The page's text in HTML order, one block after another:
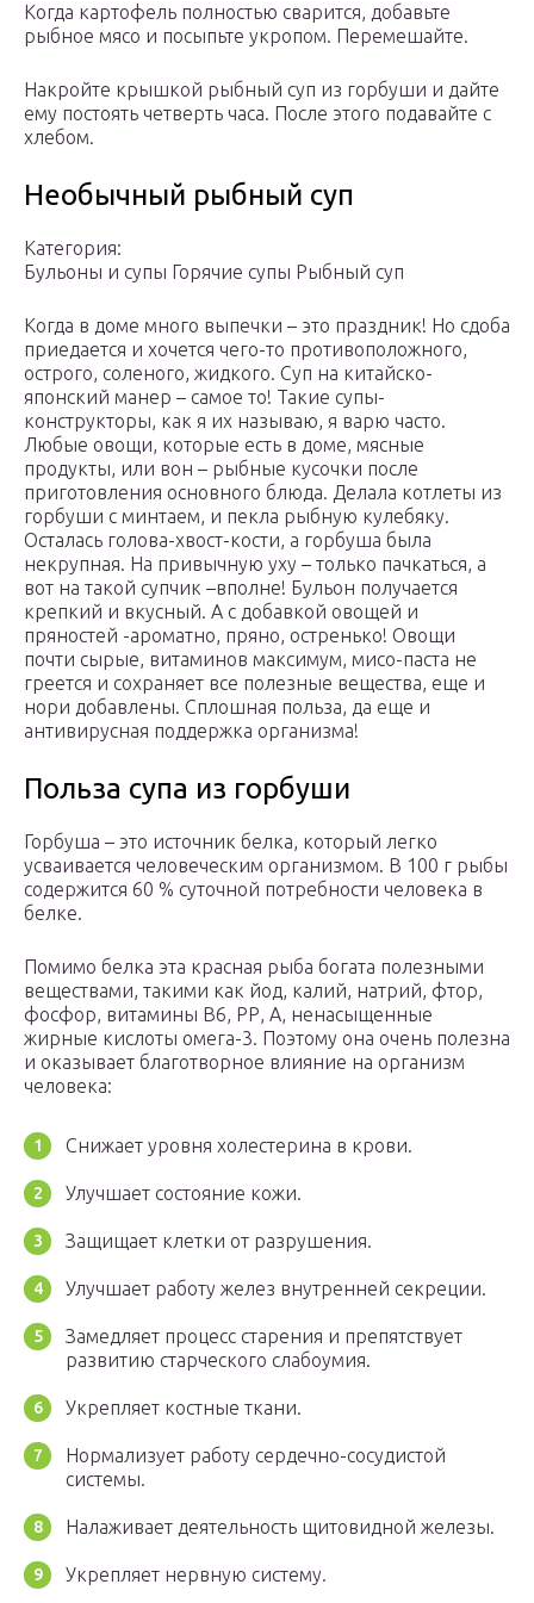
Когда картофель полностью сварится, добавьте
рыбное мясо и посыпьте укропом. Перемешайте.
Накройте крышкой рыбный суп из горбуши и дайте
ему постоять четверть часа. После этого подавайте с
хлебом.
Необычный рыбный суп
Категория:
Бульоны и супы Горячие супы Рыбный суп
Когда в доме много выпечки – это праздник! Но сдоба
приедается и хочется чего-то противоположного,
острого, соленого, жидкого. Суп на китайско-
японский манер – самое то! Такие супы-
конструкторы, как я их называю, я варю часто.
Любые овощи, которые есть в доме, мясные
продукты, или вон – рыбные кусочки после
приготовления основного блюда. Делала котлеты из
горбуши с минтаем, и пекла рыбную кулебяку.
Осталась голова-хвост-кости, а горбуша была
некрупная. На привычную уху – только пачкаться, а
вот на такой супчик –вполне! Бульон получается
крепкий и вкусный. А с добавкой овощей и
пряностей -ароматно, пряно, остренько! Овощи
почти сырые, витаминов максимум, мисо-паста не
греется и сохраняет все полезные вещества, еще и
нори добавлены. Сплошная польза, да еще и
антивирусная поддержка организма!
Польза супа из горбуши
Горбуша – это источник белка, который легко
усваивается человеческим организмом. В 100 г рыбы
содержится 60 % суточной потребности человека в
белке.
Помимо белка эта красная рыба богата полезными
веществами, такими как йод, калий, натрий, фтор,
фосфор, витамины В6, РР, А, ненасыщенные
жирные кислоты омега-3. Поэтому она очень полезна
и оказывает благотворное влияние на организм
человека:
Снижает уровня холестерина в крови.
Улучшает состояние кожи.
Защищает клетки от разрушения.
Улучшает работу желез внутренней секреции.
Замедляет процесс старения и препятствует
развитию старческого слабоумия.
Укрепляет костные ткани.
Нормализует работу сердечно-сосудистой
системы.
Налаживает деятельность щитовидной железы.
Укрепляет нервную систему.